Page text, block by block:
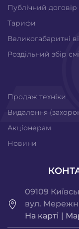
Публічний договір
Тарифи
Великогабаритні
Роздільний збір
Продаж техніки
Видалення
Акціонерам
Новини
09109
вул.
На карті |